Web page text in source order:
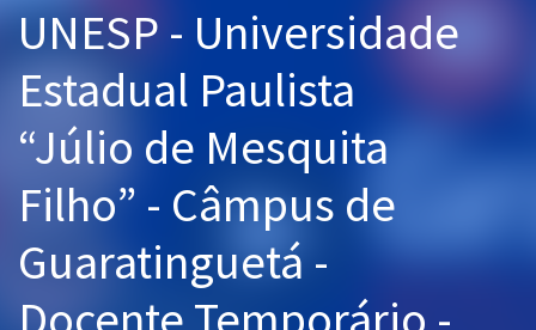
Cursos 20% OFF
Pós
Graduação
OAB
Questões grátis
UNESP - Universidade
Estadual Paulista
“Júlio de Mesquita
Filho” - Câmpus de
Guaratinguetá -